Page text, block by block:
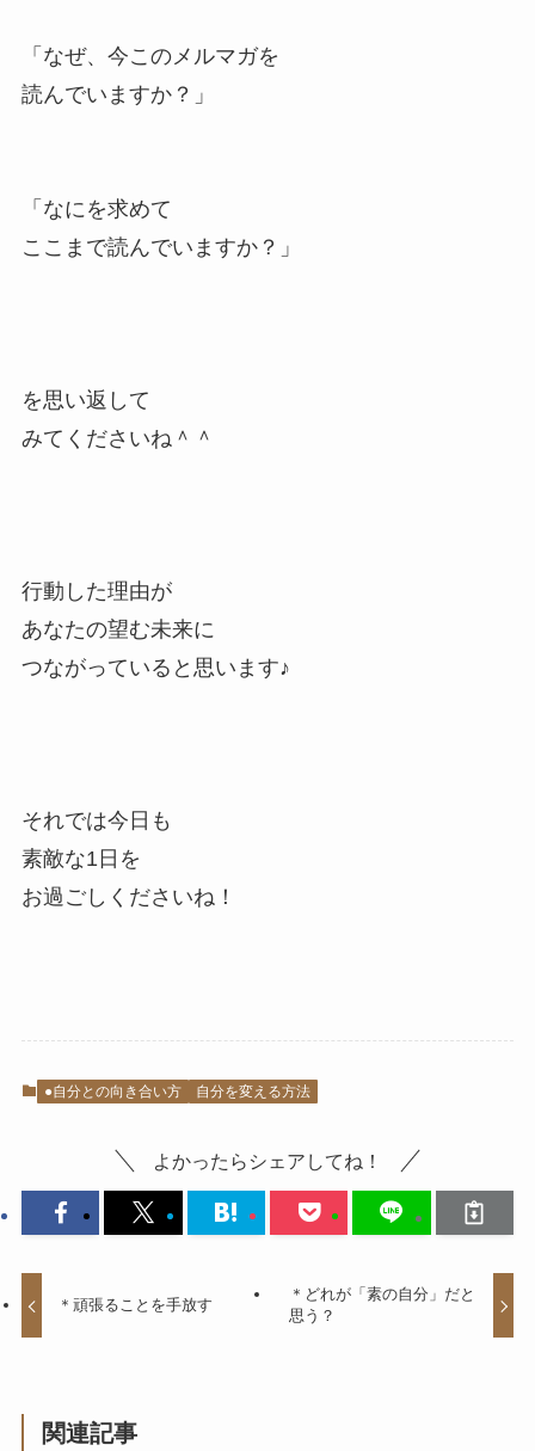
「なぜ、今このメルマガを
読んでいますか？」
「なにを求めて
ここまで読んでいますか？」
を思い返して
みてくださいね＾＾
行動した理由が
あなたの望む未来に
つながっていると思います♪
それでは今日も
素敵な1日を
お過ごしくださいね！
●自分との向き合い方 自分を変える方法
よかったらシェアしてね！
＊頑張ることを手放す
＊どれが「素の自分」だと
思う？
関連記事